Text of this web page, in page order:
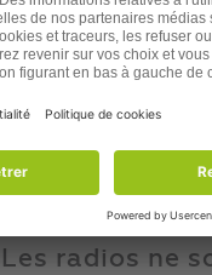
que :
91 %des
hanche visible
76 %
des
douleur
Les radios ne